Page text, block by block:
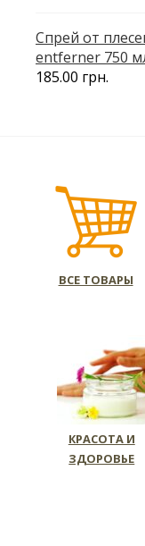
Спрей от
entferner 750
185.00 грн.
ВСЕ ТОВАРЫ
КРАСОТА И
ЗДОРОВЬЕ